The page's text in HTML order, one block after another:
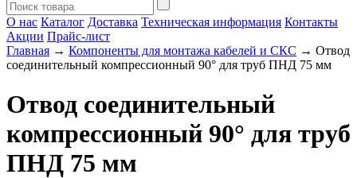
О нас Каталог Доставка Техническая информация Контакты
Акции Прайс-лист
Главная → Компоненты для монтажа кабелей и СКС → Отвод
соединительный компрессионный 90° для труб ПНД 75 мм
Отвод соединительный
компрессионный 90° для труб
ПНД 75 мм